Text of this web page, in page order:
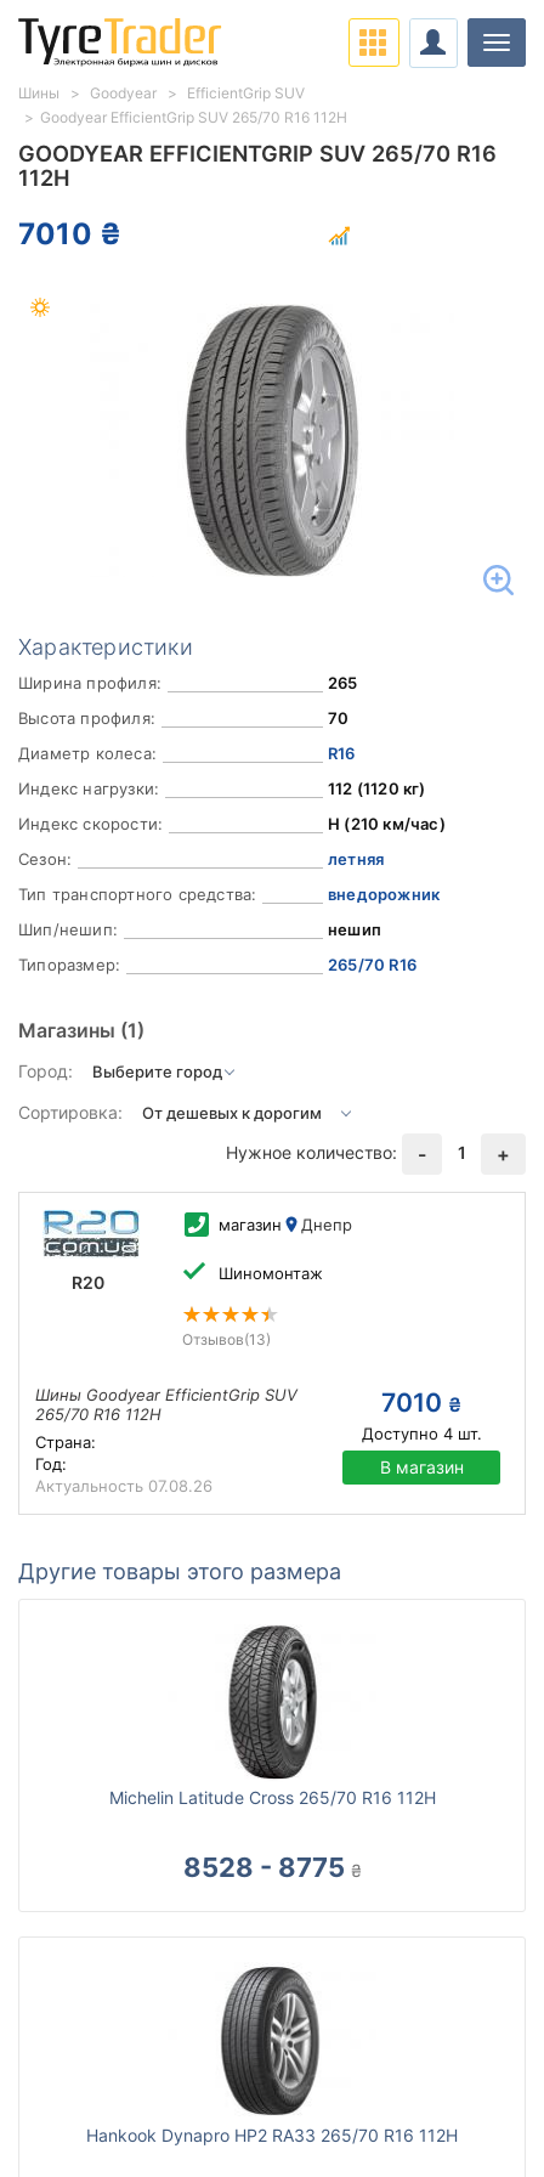
GOODYEAR EFFICIENTGRIP SUV 265/70 R16
112H
7010 ₴
Характеристики
Ширина профиля:
265
Высота профиля:
70
Диаметр колеса:
R16
Индекс нагрузки:
112 (1120 кг)
Индекс скорости:
H (210 км/час)
Сезон:
летняя
Тип транспортного средства:
внедорожник
Шип/нешип:
нешип
Типоразмер:
265/70 R16
Магазины (1)
Город:
Сортировка:
Нужное количество:
- 1 +
R20
магазин Днепр
Шиномонтаж
Отзывов(13)
Шины Goodyear EfficientGrip SUV
265/70 R16 112H
Страна:
Год:
Актуальность 07.08.26
7010 ₴
Доступно 4шт.
В магазин
Другие товары этого размера
Michelin Latitude Cross 265/70 R16 112H
8528 - 8775 ₴
Hankook Dynapro HP2 RA33 265/70 R16 112H
Шины Goodyear
EfficientGrip SUV
Goodyear EfficientGrip SUV 265/70 R16 112H